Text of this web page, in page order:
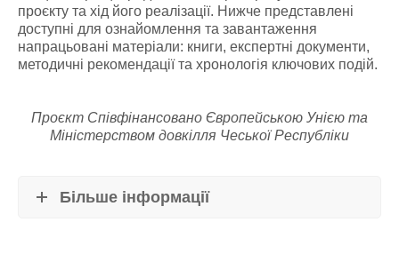
проєкту та хід його реалізації. Нижче представлені
доступні для ознайомлення та завантаження
напрацьовані матеріали: книги, експертні документи,
методичні рекомендації та хронологія ключових подій.
Проєкт Співфінансовано Європейською Унією та
Міністерством довкілля Чеської Республіки
Більше інформації